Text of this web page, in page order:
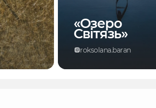
«Озеро
Світязь»
roksolana.baran